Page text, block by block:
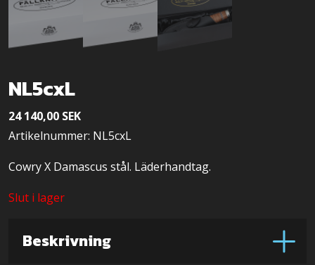
NL5cxL
24 140,00 SEK
Artikelnummer: NL5cxL
Cowry X Damascus stål. Läderhandtag.
Slut i lager
Beskrivning